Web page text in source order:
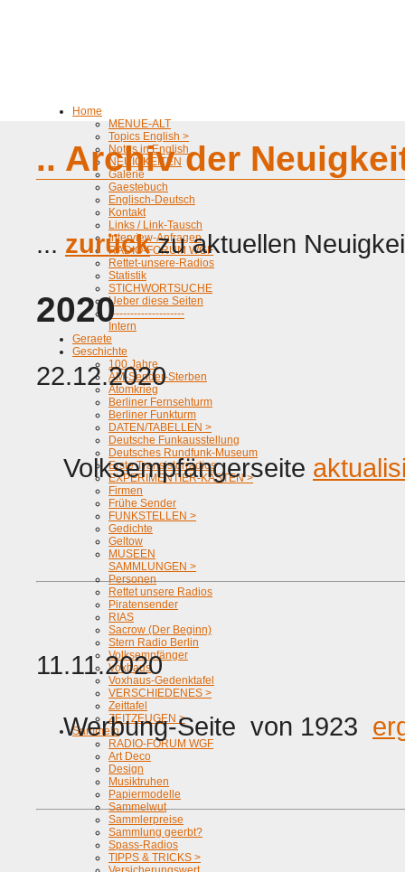
Home
MENUE-ALT
Topics English >
Notes in English
NEUIGKEITEN
Galerie
Gaestebuch
Englisch-Deutsch
Kontakt
Links / Link-Tausch
Interview-Anfragen
RADIO-FORUM WGF
Rettet-unsere-Radios
Statistik
STICHWORTSUCHE
Ueber diese Seiten
---------------------
Intern
Geraete
Geschichte
100 Jahre
AM-Sender-Sterben
Atomkrieg
Berliner Fernsehturm
Berliner Funkturm
DATEN/TABELLEN >
Deutsche Funkausstellung
Deutsches Rundfunk-Museum
Erste Transistorradios
EXPERIMENTIER-KÄSTEN >
Firmen
Frühe Sender
FUNKSTELLEN >
Gedichte
Geltow
MUSEEN
SAMMLUNGEN >
Personen
Rettet unsere Radios
Piratensender
RIAS
Sacrow (Der Beginn)
Stern Radio Berlin
Volksempfänger
Voxhaus
Voxhaus-Gedenktafel
VERSCHIEDENES >
Zeittafel
ZEITZEUGEN >
Sammeln
RADIO-FORUM WGF
Art Deco
Design
Musiktruhen
Papiermodelle
Sammelwut
Sammlerpreise
Sammlung geerbt?
Spass-Radios
TIPPS & TRICKS >
.. Archiv der
... zurückzu aktuellen
2020
22.12.2020
Volksempfängerseite
11.11.2020
Werbung-Seite von 1923